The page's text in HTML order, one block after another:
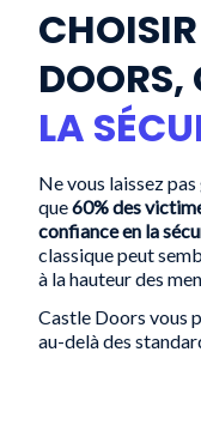
DOORS,
LA
Ne vous laissez
que60% des
confiance en la
classique peut
à la hauteur des
Castle Doors vous
au-delà des